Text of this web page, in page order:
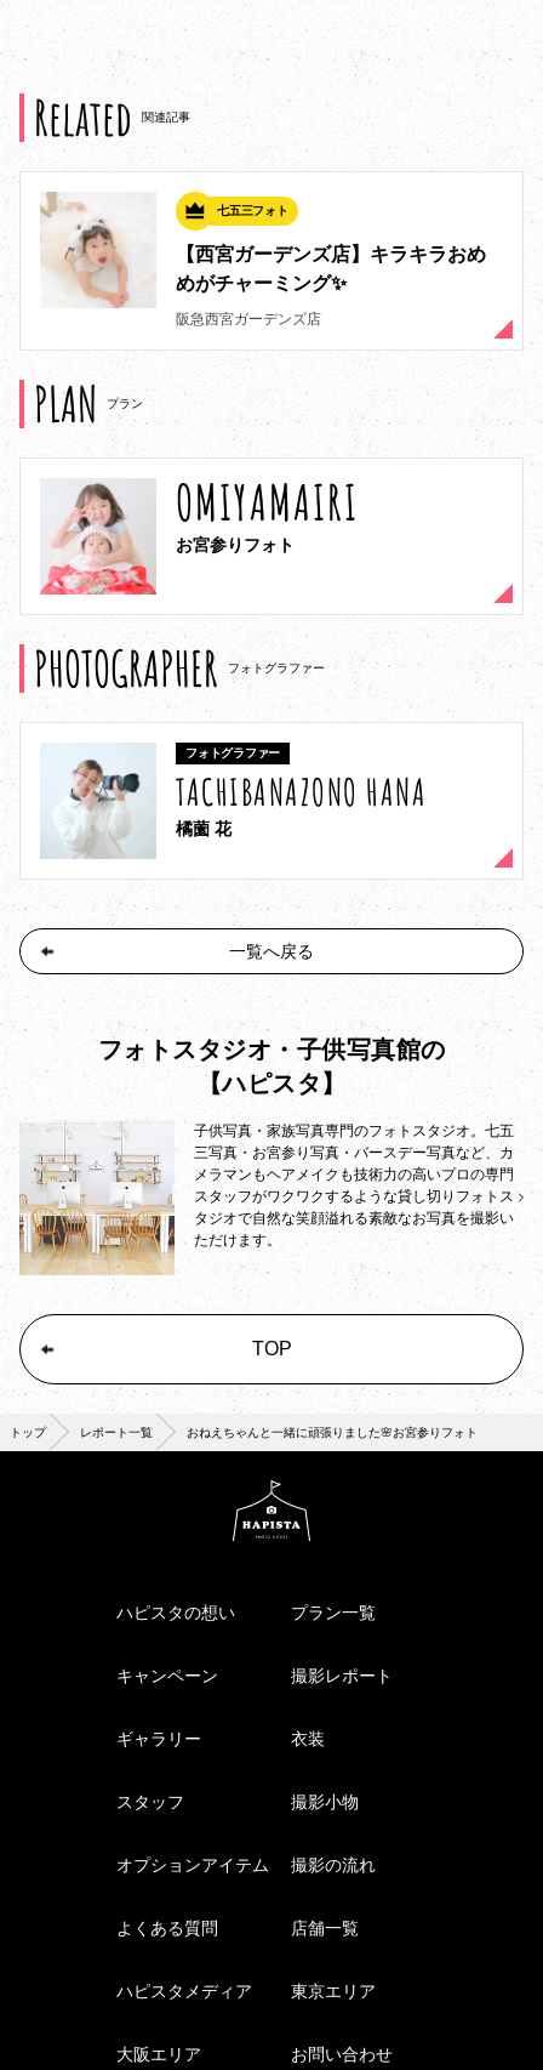
Related 関連記事
七五三フォト
【西宮ガーデンズ店】キラキラおめ
めがチャーミング✨
阪急西宮ガーデンズ店
PLAN プラン
OMIYAMAIRI
お宮参りフォト
PHOTOGRAPHER フォトグラファー
フォトグラファー
TACHIBANAZONO HANA
橘薗 花
一覧へ戻る
フォトスタジオ・子供写真館の
【ハピスタ】
子供写真・家族写真専門のフォトスタジオ。七五
三写真・お宮参り写真・バースデー写真など、カ
メラマンもヘアメイクも技術力の高いプロの専門
スタッフがワクワクするような貸し切りフォトス
タジオで自然な笑顔溢れる素敵なお写真を撮影い
ただけます。
TOP
トップ レポート一覧 おねえちゃんと一緒に頑張りました🌸お宮参りフォト
ハピスタの想い プラン一覧
キャンペーン 撮影レポート
ギャラリー 衣装
スタッフ 撮影小物
オプションアイテム 撮影の流れ
よくある質問 店舗一覧
ハピスタメディア 東京エリア
大阪エリア お問い合わせ